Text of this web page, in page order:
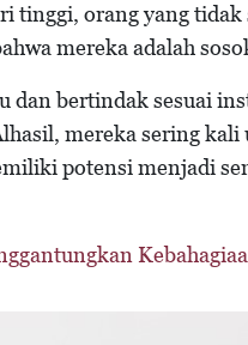
tinggi, orang yang
mereka adalah
dan bertindak sesuai
mereka sering kali
potensi menjadi